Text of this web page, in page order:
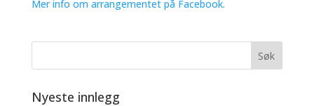
Mer info om arrangementet på Facebook.
Nyeste innlegg